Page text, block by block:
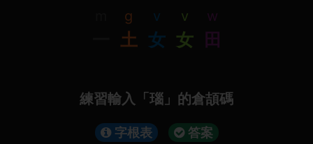
g
土
v
女
v
女
w
田
練習輸入「瑙」的倉頡碼
字根表 答案